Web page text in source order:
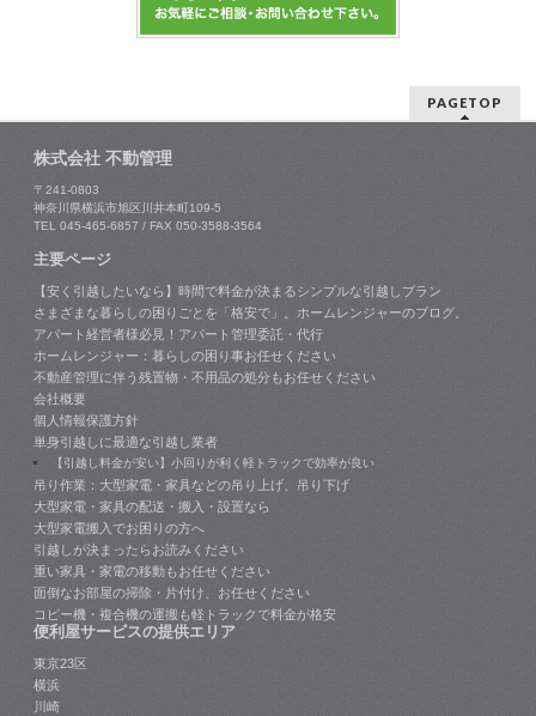
PAGETOP
株式会社 不動管理
〒241-0803
神奈川県横浜市旭区川井本町109-5
TEL 045-465-6857 / FAX 050-3588-3564
主要ページ
【安く引越したいなら】時間で料金が決まるシンプルな引越しプラン
さまざまな暮らしの困りごとを「格安で」。ホームレンジャーのブログ。
アパート経営者様必見！アパート管理委託・代行
ホームレンジャー：暮らしの困り事お任せください
不動産管理に伴う残置物・不用品の処分もお任せください
会社概要
個人情報保護方針
単身引越しに最適な引越し業者
【引越し料金が安い】小回りが利く軽トラックで効率が良い
吊り作業：大型家電・家具などの吊り上げ、吊り下げ
大型家電・家具の配送・搬入・設置なら
大型家電搬入でお困りの方へ
引越しが決まったらお読みください
重い家具・家電の移動もお任せください
面倒なお部屋の掃除・片付け、お任せください
コピー機・複合機の運搬も軽トラックで料金が格安
便利屋サービスの提供エリア
東京23区
横浜
川崎